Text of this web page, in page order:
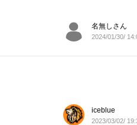
名無しさん
2024/01/30/
iceblue
2023/03/02/